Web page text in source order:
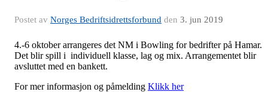
Postet av Norges Bedriftsidrettsforbund den 3. jun 2019
4.-6 oktober arrangeres det NM i Bowling for bedrifter på Hamar.
Det blir spill i individuell klasse, lag og mix. Arrangementet blir
avsluttet med en bankett.
For mer informasjon og påmelding Klikk her